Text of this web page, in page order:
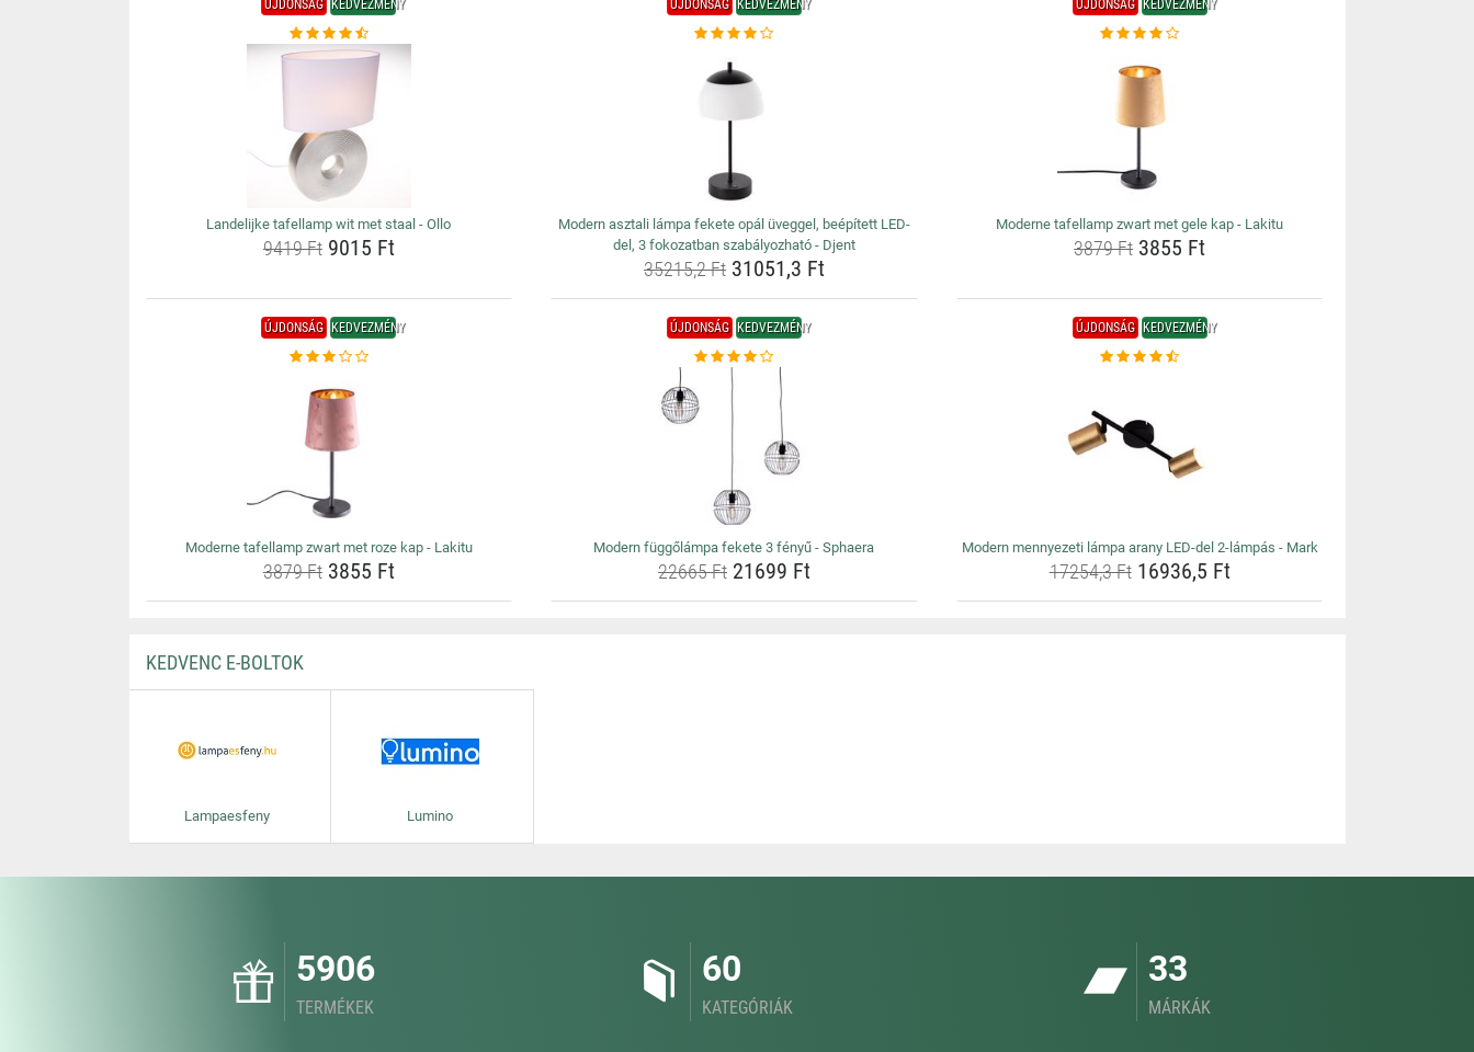
ÚJDONSÁG KEDVEZMÉNY
Landelijke tafellamp wit met staal - Ollo
9419 Ft9015 Ft
ÚJDONSÁG KEDVEZMÉNY
Modern asztali lámpa fekete opál üveggel, beépített LED-
del, 3 fokozatban szabályozható - Djent
35215,2 Ft31051,3 Ft
ÚJDONSÁG KEDVEZMÉNY
Moderne tafellamp zwart met gele kap - Lakitu
3879 Ft 3855 Ft
ÚJDONSÁG KEDVEZMÉNY
Moderne tafellamp zwart met roze kap - Lakitu
3879 Ft3855 Ft
ÚJDONSÁG KEDVEZMÉNY
Modern függőlámpa fekete 3 fényű - Sphaera
22665 Ft21699 Ft
ÚJDONSÁG KEDVEZMÉNY
Modern mennyezeti lámpa arany LED-del 2-lámpás - Mark
17254,3 Ft16936,5 Ft
KEDVENC E-BOLTOK
Lampaesfeny Lumino
5906
TERMÉKEK
60
KATEGÓRIÁK
33
MÁRKÁK